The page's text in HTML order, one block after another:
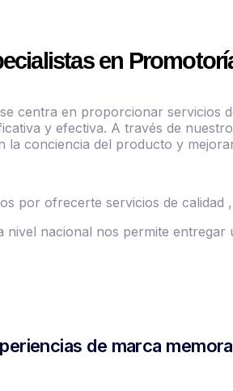
en
centra en proporcionar servicios
y efectiva. A través de
la conciencia del producto y
por ofrecerte servicios de
nivel nacional nos permite
de marca